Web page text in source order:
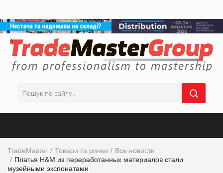
TradeMaster Товари та ринки
Все новости
Платья H&M из переработанных материалов стали
музейными экспонатами